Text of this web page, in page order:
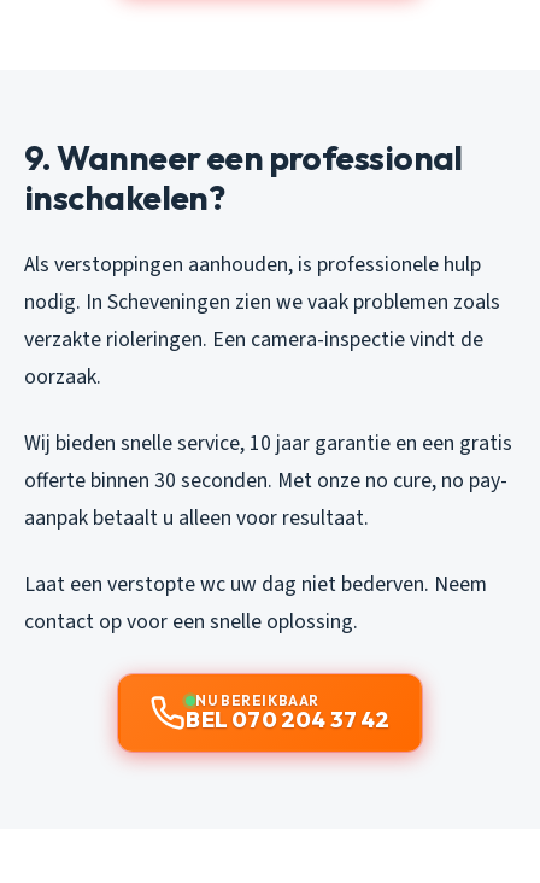
9. Wanneer een professional
inschakelen?
Als verstoppingen aanhouden, is professionele hulp
nodig. In Scheveningen zien we vaak problemen zoals
verzakte rioleringen. Een camera-inspectie vindt de
oorzaak.
Wij bieden snelle service, 10 jaar garantie en een gratis
offerte binnen 30 seconden. Met onze no cure, no pay-
aanpak betaalt u alleen voor resultaat.
Laat een verstopte wc uw dag niet bederven. Neem
contact op voor een snelle oplossing.
NU BEREIKBAAR
BEL 070 204 37 42